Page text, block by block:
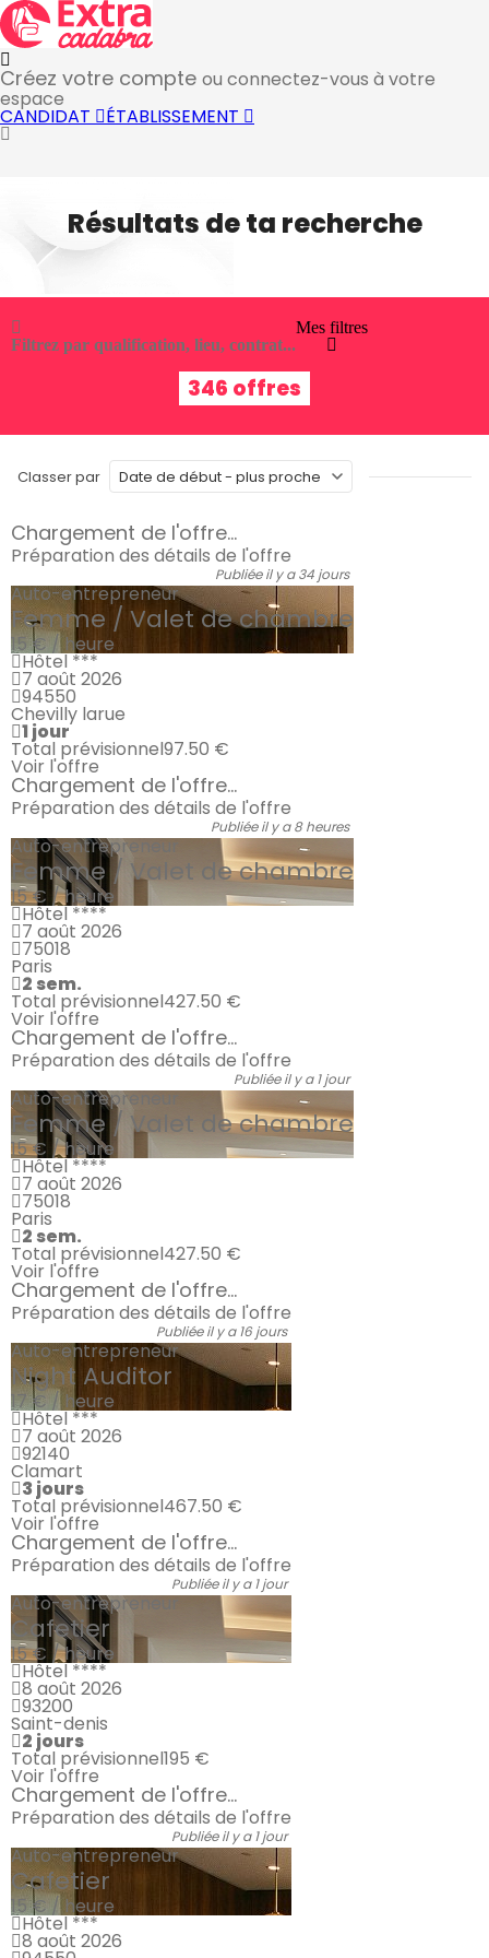
Créez votre compte ou connectez-vous à votre
espace
CANDIDAT ÉTABLISSEMENT
Résultats de ta recherche
Filtrez par qualification, lieu, contrat...
Mes filtres
346 offres
Classer par
Chargement de l'offre...
Préparation des détails de l'offre
Publiée il y a 34 jours
Auto-entrepreneur
Femme / Valet de chambre
15 € / heure
Hôtel ***
7 août 2026
94550
Chevilly larue
1 jour
Total prévisionnel97.50 €
Voir l'offre
Chargement de l'offre...
Préparation des détails de l'offre
Publiée il y a 8 heures
Auto-entrepreneur
Femme / Valet de chambre
15 € / heure
Hôtel ****
7 août 2026
75018
Paris
2 sem.
Total prévisionnel427.50 €
Voir l'offre
Chargement de l'offre...
Préparation des détails de l'offre
Publiée il y a 1 jour
Auto-entrepreneur
Femme / Valet de chambre
15 € / heure
Hôtel ****
7 août 2026
75018
Paris
2 sem.
Total prévisionnel427.50 €
Voir l'offre
Chargement de l'offre...
Préparation des détails de l'offre
Publiée il y a 16 jours
Auto-entrepreneur
Night Auditor
17 € / heure
Hôtel ***
7 août 2026
92140
Clamart
3 jours
Total prévisionnel467.50 €
Voir l'offre
Chargement de l'offre...
Préparation des détails de l'offre
Publiée il y a 1 jour
Auto-entrepreneur
Cafetier
15 € / heure
Hôtel ****
8 août 2026
93200
Saint-denis
2 jours
Total prévisionnel195 €
Voir l'offre
Chargement de l'offre...
Préparation des détails de l'offre
Publiée il y a 1 jour
Auto-entrepreneur
Cafetier
15 € / heure
Hôtel ***
8 août 2026